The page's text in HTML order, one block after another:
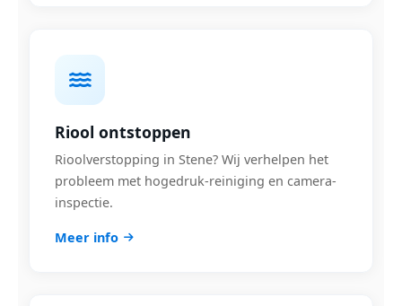
Riool ontstoppen
Rioolverstopping in Stene? Wij verhelpen het
probleem met hogedruk-reiniging en camera-
inspectie.
Meer info